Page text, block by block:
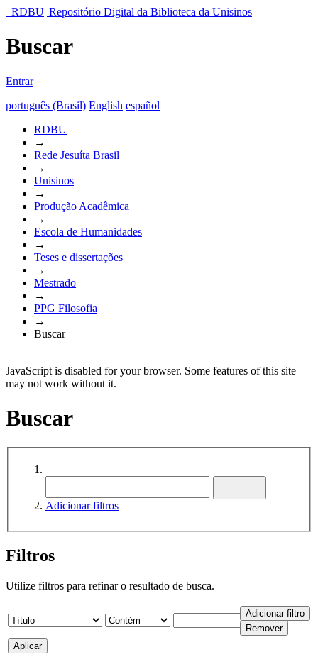
RDBU| Repositório Digital da Biblioteca da Unisinos
Buscar
Entrar
português (Brasil) English español
RDBU
→
Rede Jesuíta Brasil
→
Unisinos
→
Produção Acadêmica
→
Escola de Humanidades
→
Teses e dissertações
→
Mestrado
→
PPG Filosofia
→
Buscar
JavaScript is disabled for your browser. Some features of this site
may not work without it.
Buscar
Adicionar filtros
Filtros
Utilize filtros para refinar o resultado de busca.